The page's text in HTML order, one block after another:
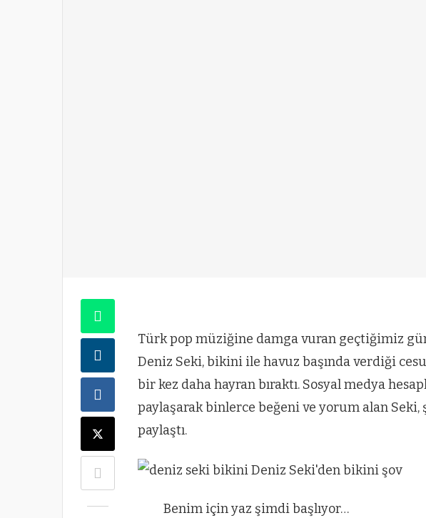
Türk pop müziğine damga vuran geçtiğimiz
Deniz Seki, bikini ile havuz başında verdiği
bir kez daha hayran bıraktı. Sosyal medya
paylaşarak binlerce beğeni ve yorum alan
paylaştı.
Benim için yaz şimdi başlıyor…